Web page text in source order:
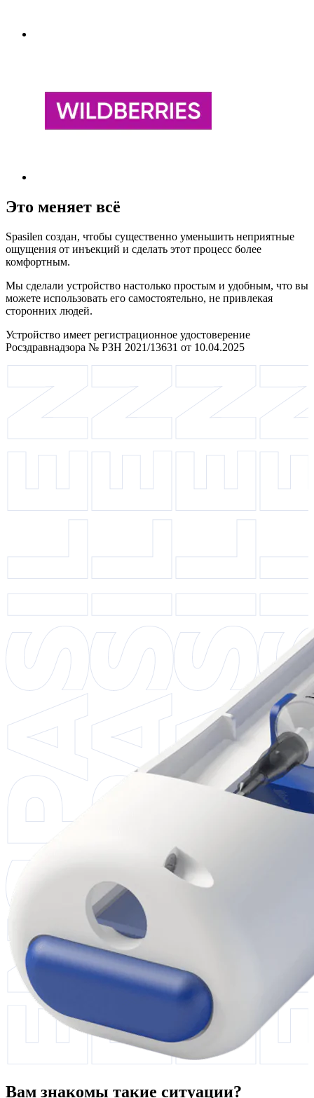
Это меняет всё
Spasilen создан, чтобы существенно уменьшить неприятные
ощущения от инъекций и сделать этот процесс более
комфортным.
Мы сделали устройство настолько простым и удобным, что вы
можете использовать его самостоятельно, не привлекая
сторонних людей.
Устройство имеет регистрационное удостоверение
Росздравнадзора № РЗН 2021/13631 от 10.04.2025
Вам знакомы такие ситуации?